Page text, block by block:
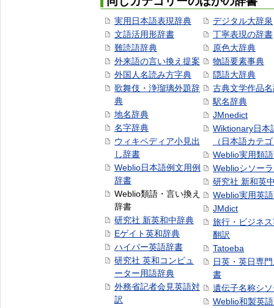
実用日本語表現辞典
文語活用形辞書
難読語辞典
外来語の言い換え提案
外国人名読み方字典
歌舞伎・浄瑠璃外題辞
典
地名辞典
名字辞典
ウィキペディア小見出
し辞書
Weblio日本語例文用例
辞書
Weblio類語・言い換え
辞書
研究社 新英和中辞典
Eゲイト英和辞典
ハイパー英語辞書
研究社 英和コンピュ
ーター用語辞典
外務省記者会見英語対
訳
デジタル大辞泉
丁寧表現の辞書
原色大辞典
物語要素事典
隠語大辞典
古典文学作品
駅名辞典
JMnedict
Wiktionary日本
（日本語カテ
Weblio実用類
Weblioシソー
研究社 新和英
Weblio実用英
JMdict
旅行・ビジネ
翻訳
Tatoeba
日英・英日専
書
遺伝子名称シ
Weblio和製英